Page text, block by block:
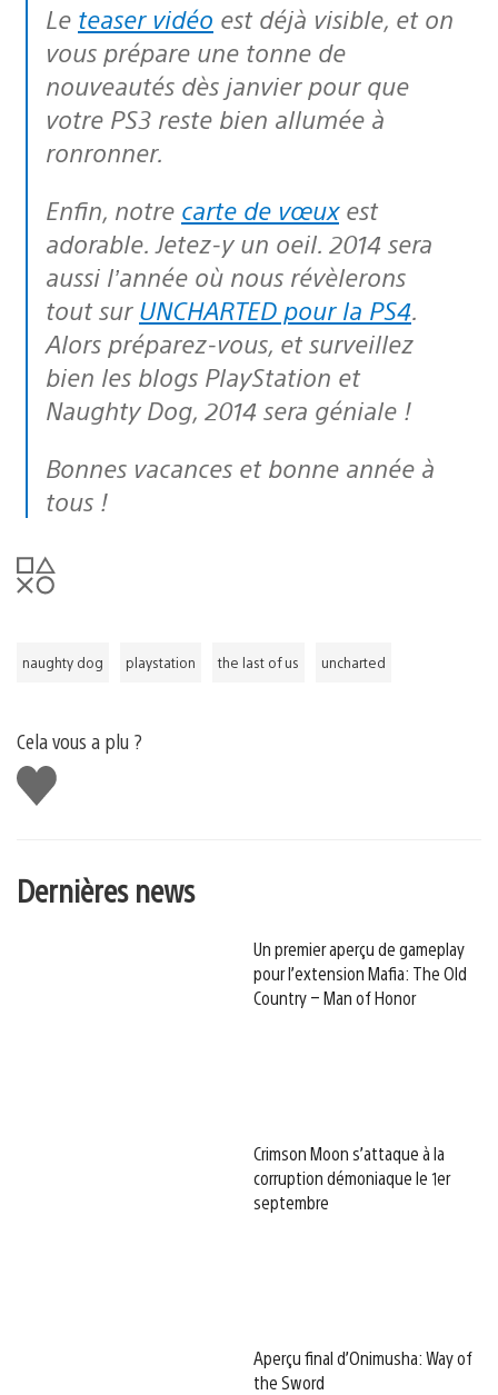
Le teaser vidéo est déjà visible, et on
vous prépare une tonne de
nouveautés dès janvier pour que
votre PS3 reste bien allumée à
ronronner.
Enfin, notre carte de vœuxest
adorable. Jetez-y un oeil. 2014 sera
aussi l’année où nous révèlerons
tout sur UNCHARTED pour la PS4.
Alors préparez-vous, et surveillez
bien les blogs PlayStation et
Naughty Dog, 2014 sera géniale !
Bonnes vacances et bonne année à
tous !
naughty dog playstation the last of us uncharted
Cela vous a plu ?
J'aime
Dernières news
Un premier aperçu de gameplay
pour l’extension Mafia: The Old
Country – Man of Honor
Crimson Moon s’attaque à la
corruption démoniaque le 1er
septembre
Aperçu final d’Onimusha: Way of
the Sword